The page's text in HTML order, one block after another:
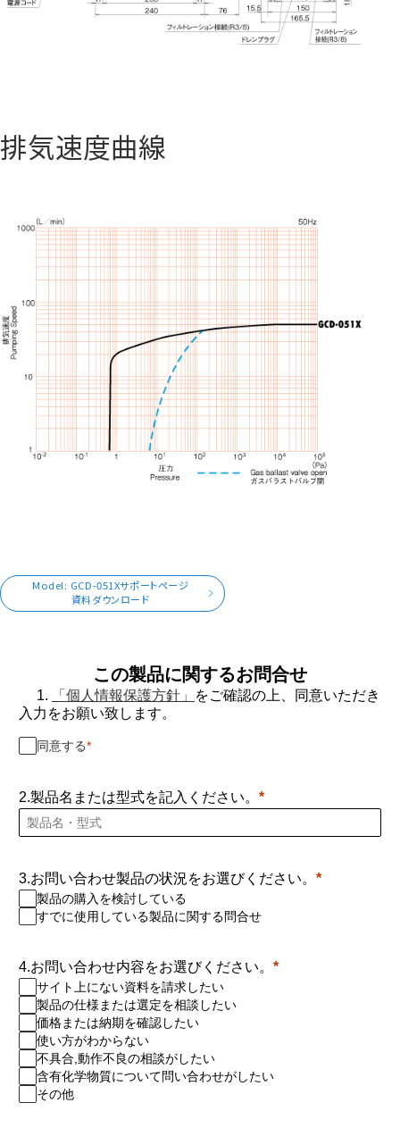
排気速度曲線
Model: GCD-051Xサポートページ
資料ダウンロード
この製品に関するお問合せ
1. 「個人情報保護方針」
をご確認の上、同意いただき
入力をお願い致します。
同意する
2.製品名または型式を記入ください。
3.お問い合わせ製品の状況をお選びください。
製品の購入を検討している
すでに使用している製品に関する問合せ
4.お問い合わせ内容をお選びください。
サイト上にない資料を請求したい
製品の仕様または選定を相談したい
価格または納期を確認したい
使い方がわからない
不具合,動作不良の相談がしたい
含有化学物質について問い合わせがしたい
その他